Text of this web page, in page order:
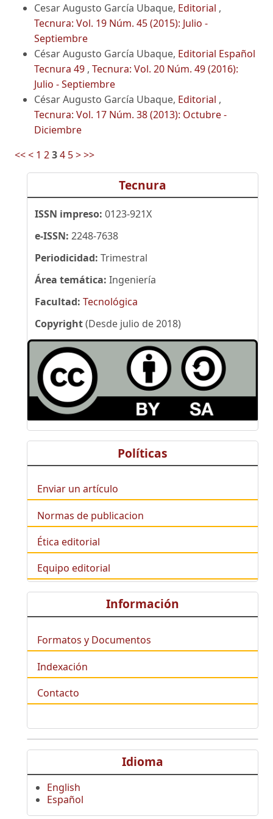
Cesar Augusto García Ubaque, Editorial ,
Tecnura: Vol. 19 Núm. 45 (2015): Julio -
Septiembre
César Augusto García Ubaque, Editorial Español
Tecnura 49 , Tecnura: Vol. 20 Núm. 49 (2016):
Julio - Septiembre
César Augusto García Ubaque, Editorial ,
Tecnura: Vol. 17 Núm. 38 (2013): Octubre -
Diciembre
<<< 1 234 5>>>
Tecnura
ISSN impreso: 0123-921X
e-ISSN: 2248-7638
Periodicidad: Trimestral
Área temática: Ingeniería
Facultad: Tecnológica
Copyright(Desde julio de 2018)
Políticas
Enviar un artículo
Normas de publicacion
Ética editorial
Equipo editorial
Información
Formatos y Documentos
Indexación
Contacto
Idioma
English
Español